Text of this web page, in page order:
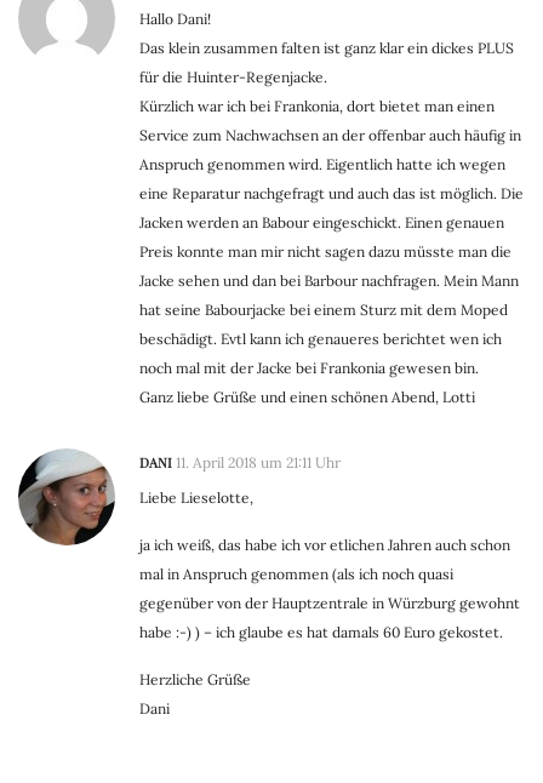
Hallo Dani!
Das klein zusammen falten ist ganz klar ein dickes PLUS
für die Huinter-Regenjacke.
Kürzlich war ich bei Frankonia, dort bietet man einen
Service zum Nachwachsen an der offenbar auch häufig in
Anspruch genommen wird. Eigentlich hatte ich wegen
eine Reparatur nachgefragt und auch das ist möglich. Die
Jacken werden an Babour eingeschickt. Einen genauen
Preis konnte man mir nicht sagen dazu müsste man die
Jacke sehen und dan bei Barbour nachfragen. Mein Mann
hat seine Babourjacke bei einem Sturz mit dem Moped
beschädigt. Evtl kann ich genaueres berichtet wen ich
noch mal mit der Jacke bei Frankonia gewesen bin.
Ganz liebe Grüße und einen schönen Abend, Lotti
DANI 11. April 2018 um 21:11 Uhr
Liebe Lieselotte,
ja ich weiß, das habe ich vor etlichen Jahren auch schon
mal in Anspruch genommen (als ich noch quasi
gegenüber von der Hauptzentrale in Würzburg gewohnt
habe :-) ) – ich glaube es hat damals 60 Euro gekostet.
Herzliche Grüße
Dani